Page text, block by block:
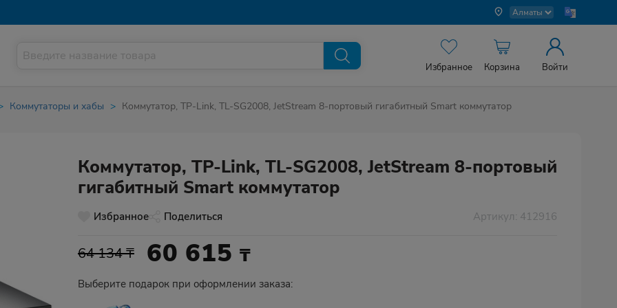
Избранное Корзина Войти
Коммутаторы и хабы Коммутатор, TP-Link, TL-SG2008, JetStream 8-портовый гигабитный Smart коммутатор
Коммутатор, TP-Link, TL-SG2008, JetStream 8-портовый
гигабитный Smart коммутатор
Избранное Поделиться Артикул: 412916
64 134 ₸ 60 615₸
Выберите подарок при оформлении заказа: